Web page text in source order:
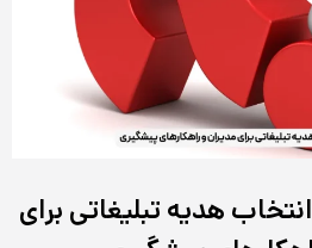
هدیه تبلیغاتی برای